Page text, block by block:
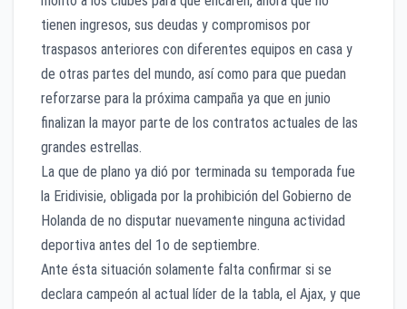
tienen ingresos, sus deudas y compromisos por
traspasos anteriores con diferentes equipos en casa y
de otras partes del mundo, así como para que puedan
reforzarse para la próxima campaña ya que en junio
finalizan la mayor parte de los contratos actuales de las
grandes estrellas.
La que de plano ya dió por terminada su temporada fue
la Eridivisie, obligada por la prohibición del Gobierno de
Holanda de no disputar nuevamente ninguna actividad
deportiva antes del 1o de septiembre.
Ante ésta situación solamente falta confirmar si se
declara campeón al actual líder de la tabla, el Ajax, y que